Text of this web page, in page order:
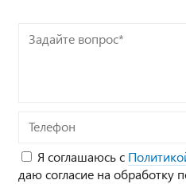
Задайте
Телефон
Я соглашаюсь с
даю согласие на обработку